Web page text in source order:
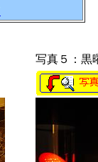
写真５：黒